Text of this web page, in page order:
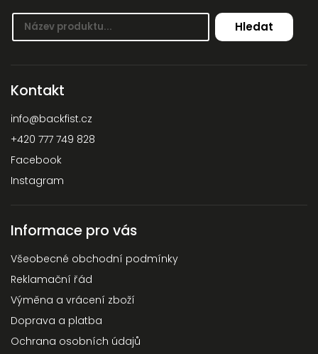
Hledat
Kontakt
info@backfist.cz
+420 777 749 828
Facebook
Instagram
Informace pro vás
Všeobecné obchodní podmínky
Reklamační řád
Výměna a vrácení zboží
Doprava a platba
Ochrana osobních údajů